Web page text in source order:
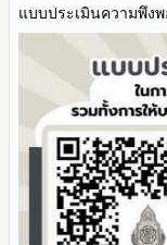
ACC Tak2
ข้อมูลสถิติการให้
มาตรการส่งเสริ
การนำผลการประเ
รายงานผลการด
ภายใน สพท. ประจ
แบบประเมินความพึงพ